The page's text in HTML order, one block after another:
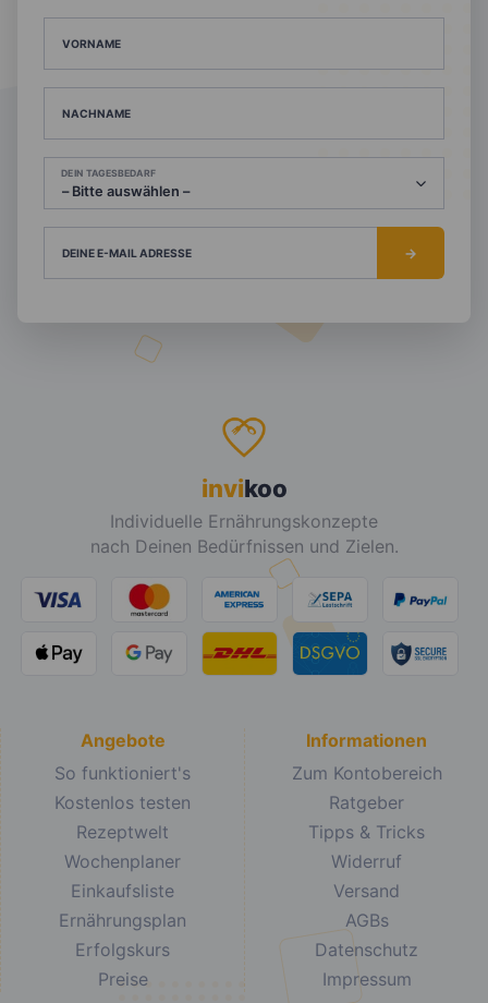
VORNAME
NACHNAME
DEIN TAGESBEDARF
DEINE E-MAIL ADRESSE
invikoo
Individuelle Ernährungskonzepte
nach Deinen Bedürfnissen und Zielen.
Angebote
So funktioniert's
Kostenlos testen
Rezeptwelt
Wochenplaner
Einkaufsliste
Ernährungsplan
Erfolgskurs
Preise
Informationen
Zum Kontobereich
Ratgeber
Tipps & Tricks
Widerruf
Versand
AGBs
Datenschutz
Impressum